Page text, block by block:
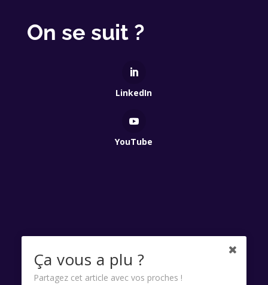
On se suit ?
LinkedIn
YouTube
enregistrée à la Préfecture de Lyon - Numéro RNA
Ça vous a plu ?
Partagez cet article avec vos proches !